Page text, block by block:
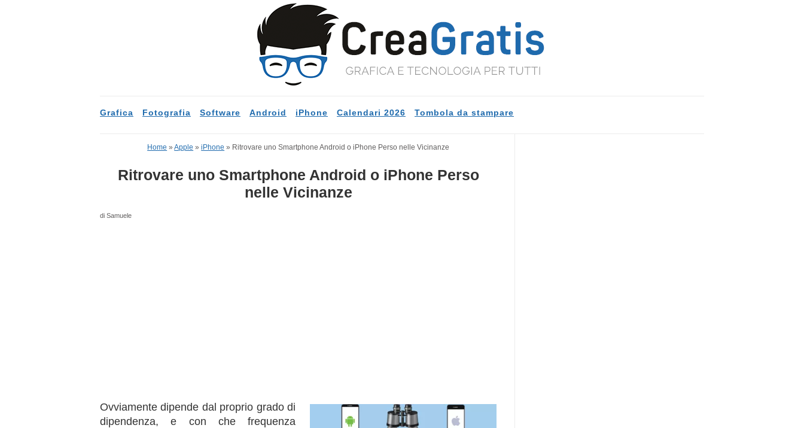
Grafica Fotografia Software Android iPhone Calendari 2026 Tombola da stampare
Home »Apple »iPhone » Ritrovare uno Smartphone Android o iPhone Perso nelle Vicinanze
Ritrovare uno Smartphone Android o iPhone Perso
nelle Vicinanze
di Samuele
Ovviamente dipende dal proprio grado di
dipendenza, e con che frequenza